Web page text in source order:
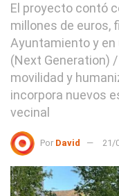
El proyecto contó
millones de euros,
Ayuntamiento y en
(Next Generation)
movilidad y
incorpora nuevos
vecinal
Por David 21/